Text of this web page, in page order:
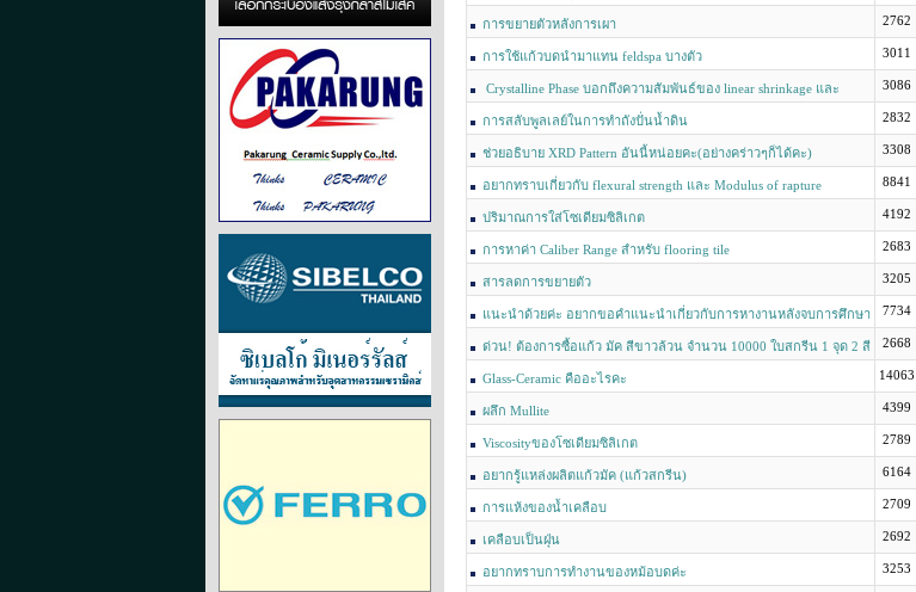
การขยายตัวหลังการเผา 2762
การใช้แก้วบดนำมาแทน feldspa บางตัว 3011
Crystalline Phase บอกถึงความสัมพันธ์ของ linear shrinkage และ
water absorption ได้อย่างไร
3086
การสลับพูลเลย์ในการทำถังปั่นน้ำดิน 2832
ช่วยอธิบาย XRD Pattern อันนี้หน่อยคะ(อย่างคร่าวๆก็ได้คะ) 3308
อยากทราบเกี่ยวกับ flexural strength และ Modulus of rapture 8841
ปริมาณการใส่โซเดียมซิลิเกต 4192
การหาค่า Caliber Range สำหรับ flooring tile 2683
สารลดการขยายตัว 3205
แนะนำด้วยค่ะ อยากขอคำแนะนำเกี่ยวกับการหางานหลังจบการศึกษา 7734
ด่วน! ต้องการซื้อแก้ว มัค สีขาวล้วน จำนวน 10000 ใบสกรีน 1 จุด 2 สี 2668
Glass-Ceramic คืออะไรคะ 14063
ผลึก Mullite 4399
Viscosityของโซเดียมซิลิเกต 2789
อยากรู้แหล่งผลิตแก้วมัค (แก้วสกรีน) 6164
การแห้งของน้ำเคลือบ 2709
เคลือบเป็นฝุ่น 2692
อยากทราบการทำงานของหม้อบดค่ะ 3253